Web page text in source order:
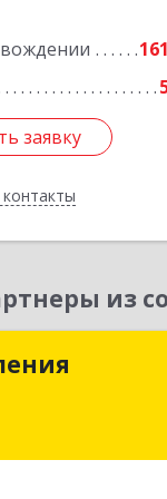
161
заявку
стр.1, оф.112, 202
заявку
из
управления